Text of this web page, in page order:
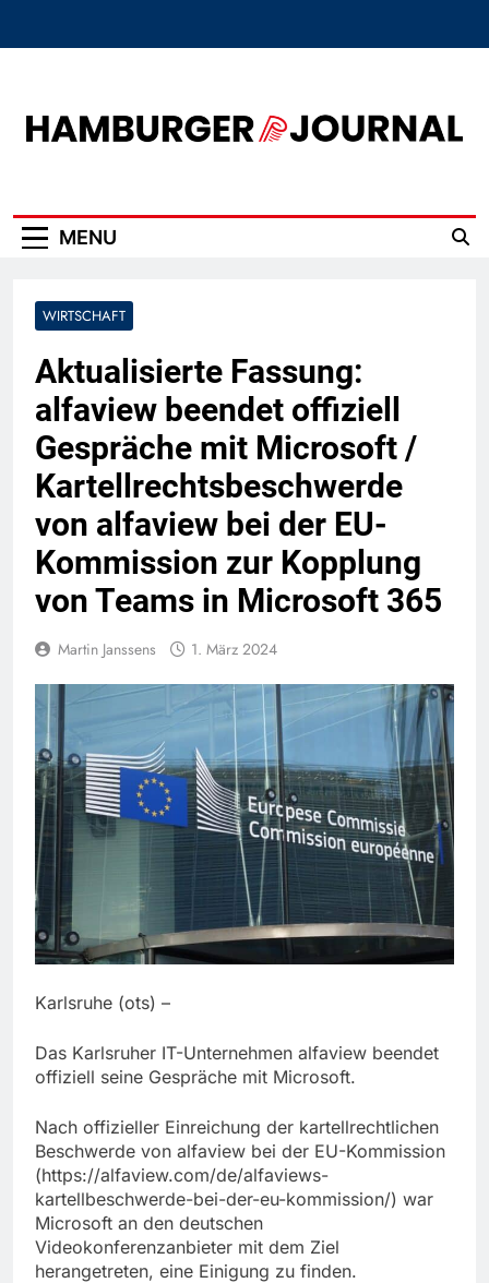
MENU
WIRTSCHAFT
Aktualisierte Fassung:
alfaview beendet offiziell
Gespräche mit Microsoft /
Kartellrechtsbeschwerde
von alfaview bei der EU-
Kommission zur Kopplung
von Teams in Microsoft 365
Martin Janssens 1. März 2024
Karlsruhe (ots) –
Das Karlsruher IT-Unternehmen alfaview beendet
offiziell seine Gespräche mit Microsoft.
Nach offizieller Einreichung der kartellrechtlichen
Beschwerde von alfaview bei der EU-Kommission
(https://alfaview.com/de/alfaviews-
kartellbeschwerde-bei-der-eu-kommission/) war
Microsoft an den deutschen
Videokonferenzanbieter mit dem Ziel
herangetreten, eine Einigung zu finden.